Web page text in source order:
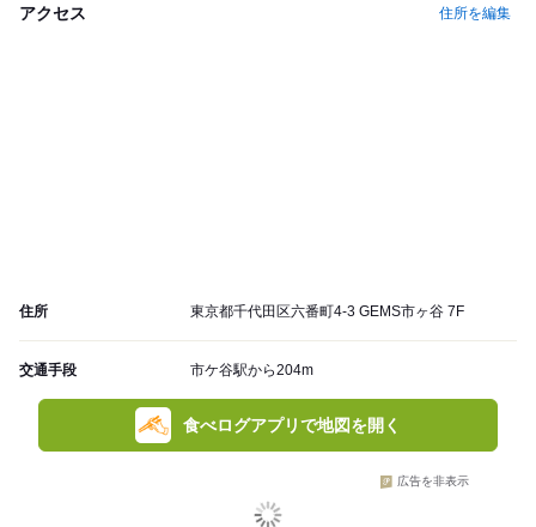
アクセス 住所を編集
住所 東京都千代田区六番町4-3 GEMS市ヶ谷 7F
交通手段 市ケ谷駅から204m
食べログアプリで地図を開く
広告を非表示